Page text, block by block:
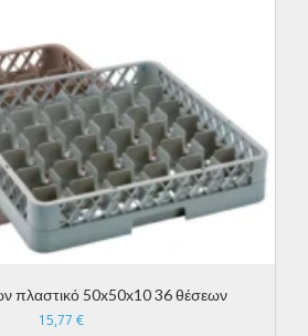
πλαστικό 50x50x10 36 θέσεων
15,77 €